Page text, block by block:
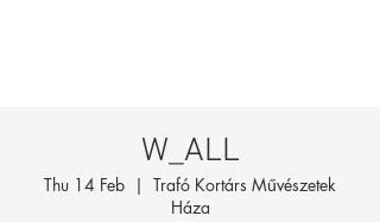
W_ALL
Thu 14 Feb
  |
Trafó Kortárs Művészetek
Háza